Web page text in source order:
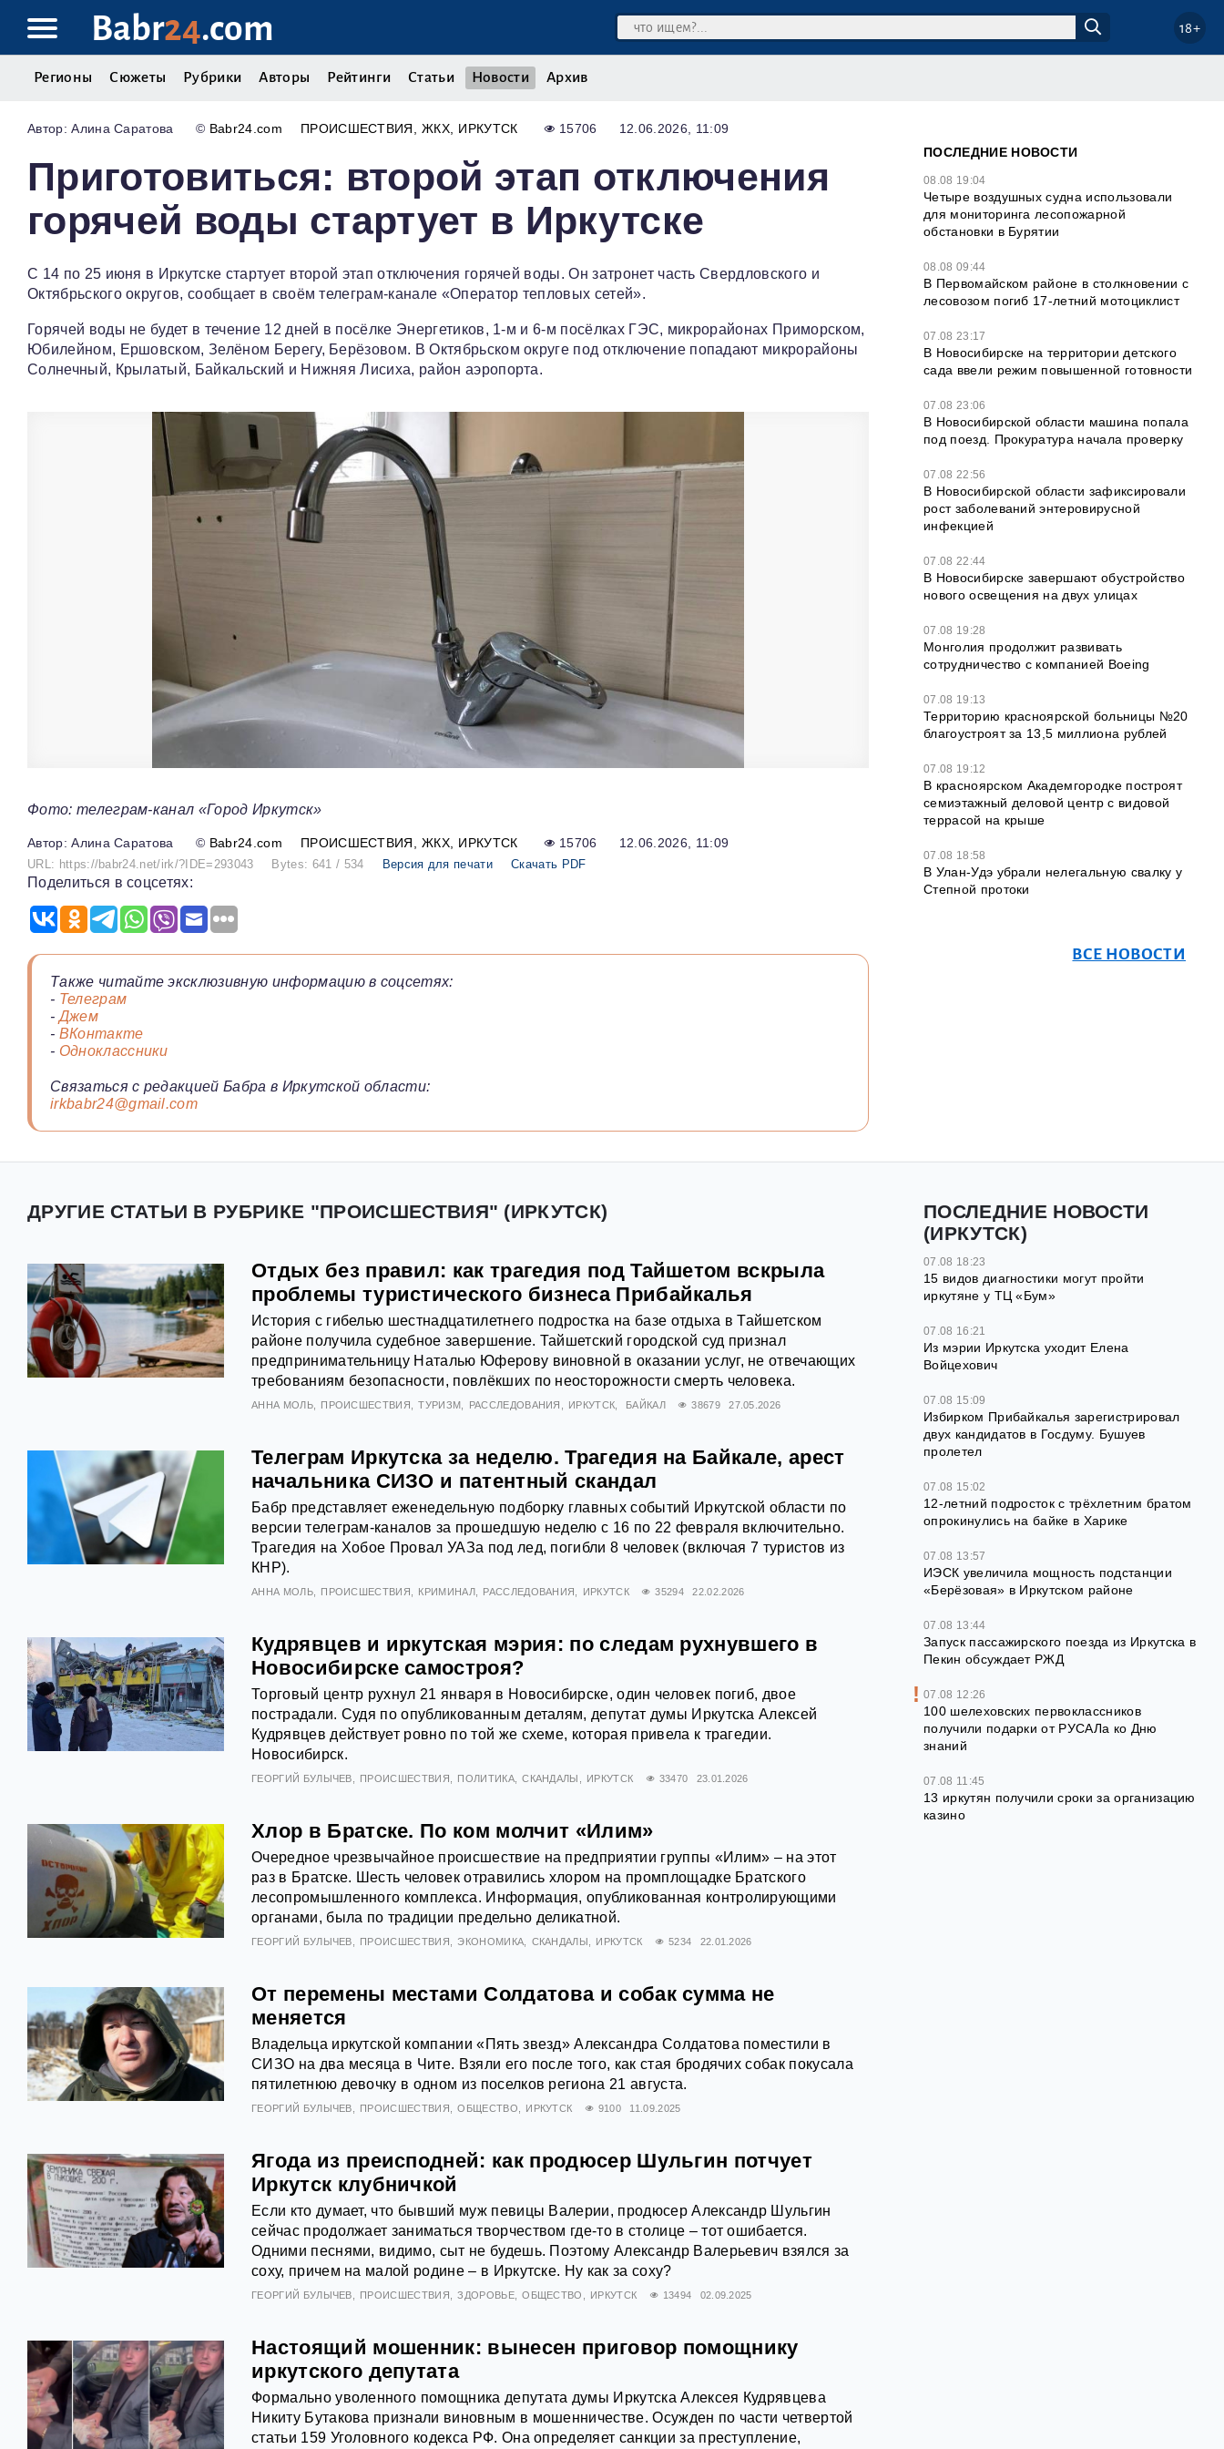
Babr24.com 18+
Регионы Сюжеты Рубрики Авторы Рейтинги Статьи Новости Архив
Алина Саратова © Babr24.com ПРОИСШЕСТВИЯ ЖКХ ИРКУТСК 15706 12.06.2026, 11:09
Приготовиться: второй этап отключения
горячей воды стартует в Иркутске
С 14 по 25 июня в Иркутске стартует второй этап отключения горячей воды. Он затронет часть Свердловского и
Октябрьского округов, сообщает в своём телеграм‑канале «Оператор тепловых сетей».
Горячей воды не будет в течение 12 дней в посёлке Энергетиков, 1‑м и 6‑м посёлках ГЭС, микрорайонах Приморском,
Юбилейном, Ершовском, Зелёном Берегу, Берёзовом. В Октябрьском округе под отключение попадают микрорайоны
Солнечный, Крылатый, Байкальский и Нижняя Лисиха, район аэропорта.
Фото: телеграм-канал «Город Иркутск»
Алина Саратова © Babr24.com ПРОИСШЕСТВИЯ ЖКХ ИРКУТСК 15706 12.06.2026, 11:09
URL: https://babr24.net/irk/?IDE=293043 Bytes: 641 / 534 Версия для печати Скачать PDF
Поделиться в соцсетях:
Также читайте эксклюзивную информацию в соцсетях:
- Телеграм
-Джем
- ВКонтакте
- Одноклассники
Связаться с редакцией Бабра в Иркутской области:
irkbabr24@gmail.com
ПОСЛЕДНИЕ НОВОСТИ
08.08 19:04
Четыре воздушных судна использовали
для мониторинга лесопожарной
обстановки в Бурятии
08.08 09:44
В Первомайском районе в столкновении с
лесовозом погиб 17-летний мотоциклист
07.08 23:17
В Новосибирске на территории детского
сада ввели режим повышенной готовности
07.08 23:06
В Новосибирской области машина попала
под поезд. Прокуратура начала проверку
07.08 22:56
В Новосибирской области зафиксировали
рост заболеваний энтеровирусной
инфекцией
07.08 22:44
В Новосибирске завершают обустройство
нового освещения на двух улицах
07.08 19:28
Монголия продолжит развивать
сотрудничество с компанией Boeing
07.08 19:13
Территорию красноярской больницы №20
благоустроят за 13,5 миллиона рублей
07.08 19:12
В красноярском Академгородке построят
семиэтажный деловой центр с видовой
террасой на крыше
07.08 18:58
В Улан-Удэ убрали нелегальную свалку у
Степной протоки
ВСЕ НОВОСТИ
ДРУГИЕ СТАТЬИ В РУБРИКЕ "ПРОИСШЕСТВИЯ" (ИРКУТСК)
Отдых без правил: как трагедия под Тайшетом вскрыла
проблемы туристического бизнеса Прибайкалья
История с гибелью шестнадцатилетнего подростка на базе отдыха в Тайшетском
районе получила судебное завершение. Тайшетский городской суд признал
предпринимательницу Наталью Юферову виновной в оказании услуг, не отвечающих
требованиям безопасности, повлёкших по неосторожности смерть человека.
АННА МОЛЬ ПРОИСШЕСТВИЯ ТУРИЗМ РАССЛЕДОВАНИЯ ИРКУТСК БАЙКАЛ 38679 27.05.2026
Телеграм Иркутска за неделю. Трагедия на Байкале, арест
начальника СИЗО и патентный скандал
Бабр представляет еженедельную подборку главных событий Иркутской области по
версии телеграм-каналов за прошедшую неделю с 16 по 22 февраля включительно.
Трагедия на Хобое Провал УАЗа под лед, погибли 8 человек (включая 7 туристов из
КНР).
АННА МОЛЬ ПРОИСШЕСТВИЯ КРИМИНАЛ РАССЛЕДОВАНИЯ ИРКУТСК 35294 22.02.2026
Кудрявцев и иркутская мэрия: по следам рухнувшего в
Новосибирске самостроя?
Торговый центр рухнул 21 января в Новосибирске, один человек погиб, двое
пострадали. Судя по опубликованным деталям, депутат думы Иркутска Алексей
Кудрявцев действует ровно по той же схеме, которая привела к трагедии.
Новосибирск.
ГЕОРГИЙ БУЛЫЧЕВ ПРОИСШЕСТВИЯ ПОЛИТИКА СКАНДАЛЫ ИРКУТСК 33470 23.01.2026
Хлор в Братске. По ком молчит «Илим»
Очередное чрезвычайное происшествие на предприятии группы «Илим» – на этот
раз в Братске. Шесть человек отравились хлором на промплощадке Братского
лесопромышленного комплекса. Информация, опубликованная контролирующими
органами, была по традиции предельно деликатной.
ГЕОРГИЙ БУЛЫЧЕВ ПРОИСШЕСТВИЯ ЭКОНОМИКА СКАНДАЛЫ ИРКУТСК 5234 22.01.2026
От перемены местами Солдатова и собак сумма не
меняется
Владельца иркутской компании «Пять звезд» Александра Солдатова поместили в
СИЗО на два месяца в Чите. Взяли его после того, как стая бродячих собак покусала
пятилетнюю девочку в одном из поселков региона 21 августа.
ГЕОРГИЙ БУЛЫЧЕВ ПРОИСШЕСТВИЯ ОБЩЕСТВО ИРКУТСК 9100 11.09.2025
Ягода из преисподней: как продюсер Шульгин потчует
Иркутск клубничкой
Если кто думает, что бывший муж певицы Валерии, продюсер Александр Шульгин
сейчас продолжает заниматься творчеством где-то в столице – тот ошибается.
Одними песнями, видимо, сыт не будешь. Поэтому Александр Валерьевич взялся за
соху, причем на малой родине – в Иркутске. Ну как за соху?
ГЕОРГИЙ БУЛЫЧЕВ ПРОИСШЕСТВИЯ ЗДОРОВЬЕ ОБЩЕСТВО ИРКУТСК 13494 02.09.2025
Настоящий мошенник: вынесен приговор помощнику
иркутского депутата
Формально уволенного помощника депутата думы Иркутска Алексея Кудрявцева
Никиту Бутакова признали виновным в мошенничестве. Осужден по части четвертой
статьи 159 Уголовного кодекса РФ. Она определяет санкции за преступление,
ПОСЛЕДНИЕ НОВОСТИ
(ИРКУТСК)
07.08 18:23
15 видов диагностики могут пройти
иркутяне у ТЦ «Бум»
07.08 16:21
Из мэрии Иркутска уходит Елена
Войцехович
07.08 15:09
Избирком Прибайкалья зарегистрировал
двух кандидатов в Госдуму. Бушуев
пролетел
07.08 15:02
12‑летний подросток с трёхлетним братом
опрокинулись на байке в Харике
07.08 13:57
ИЭСК увеличила мощность подстанции
«Берёзовая» в Иркутском районе
07.08 13:44
Запуск пассажирского поезда из Иркутска в
Пекин обсуждает РЖД
07.08 12:26
100 шелеховских первоклассников
получили подарки от РУСАЛа ко Дню
знаний
07.08 11:45
13 иркутян получили сроки за организацию
казино